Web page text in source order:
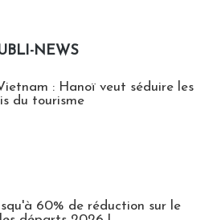
NEWS
: Hanoï veut séduire les
du tourisme
60% de réduction sur le